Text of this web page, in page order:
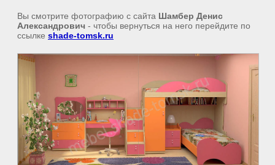
Вы смотрите фотографию с сайта Шамбер Денис
Александрович - чтобы вернуться на него перейдите по
ссылке shade-tomsk.ru